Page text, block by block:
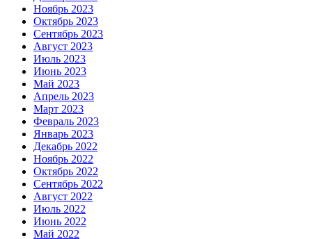
Ноябрь 2023
Октябрь 2023
Сентябрь 2023
Август 2023
Июль 2023
Июнь 2023
Май 2023
Апрель 2023
Март 2023
Февраль 2023
Январь 2023
Декабрь 2022
Ноябрь 2022
Октябрь 2022
Сентябрь 2022
Август 2022
Июль 2022
Июнь 2022
Май 2022